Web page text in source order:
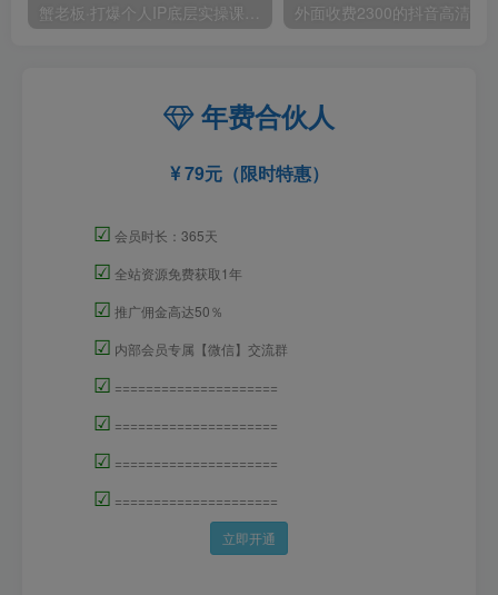
蟹老板·打爆个人IP底层实操课，教你成熟专业的打造IP技能，全方位带你做成一个能商业化IP
年费合伙人
79元（限时特惠）
☑ 会员时长：365天
☑ 全站资源免费获取1年
☑ 推广佣金高达50％
☑ 内部会员专属【微信】交流群
☑ =====================
☑ =====================
☑ =====================
☑ =====================
立即开通